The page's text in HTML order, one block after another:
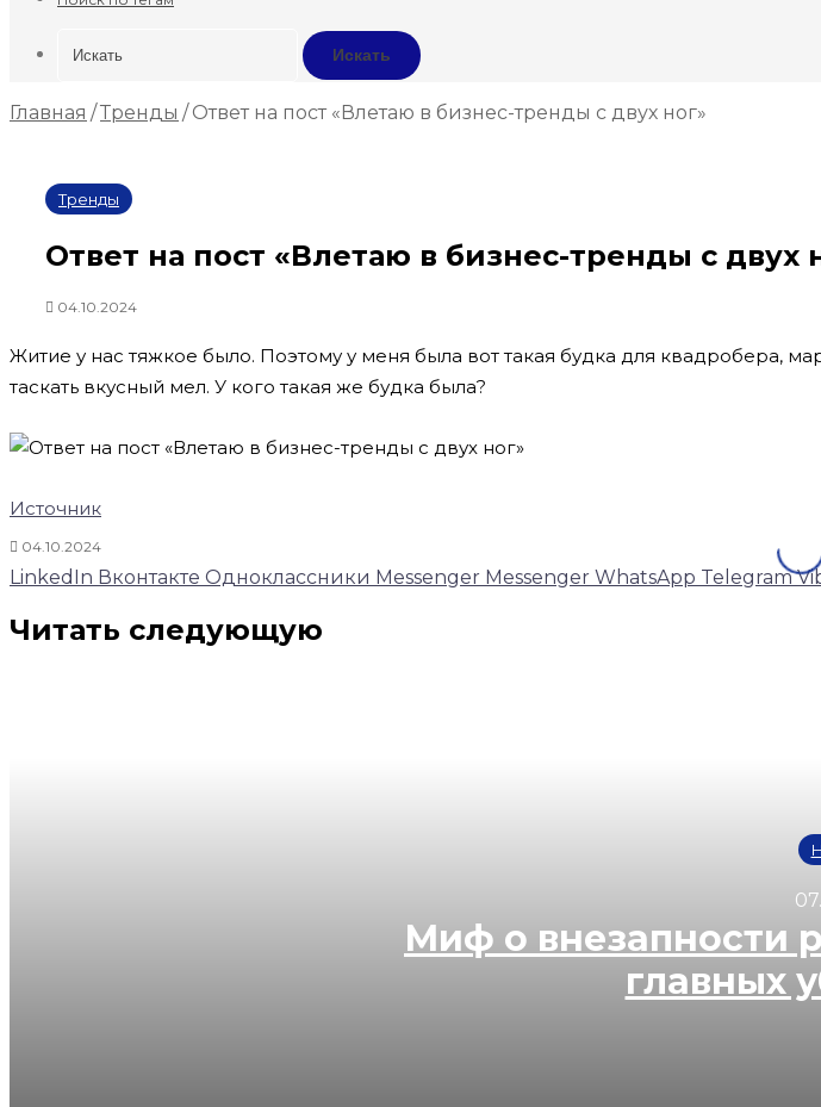
Искать
Главная /Тренды / Ответ на пост «Влетаю в бизнес-тренды с двух ног»
Тренды
Ответ на пост «Влетаю в бизнес-тренды с двух
04.10.2024
Житие у нас тяжкое было. Поэтому у меня была вот такая будка для квадробера,
таскать вкусный мел. У кого такая же будка была?
Источник
04.10.2024
LinkedIn Вконтакте Одноклассники Messenger Messenger WhatsApp Telegram
Читать следующую
Миф о внезапности
главных